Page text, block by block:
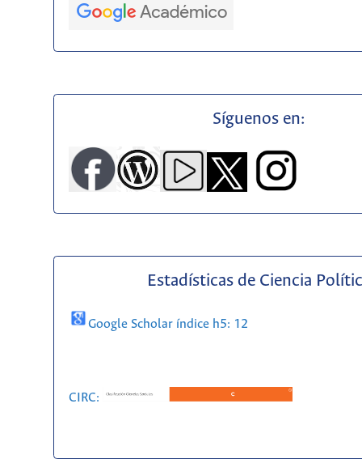
Síguenos en:
Estadísticas de Ciencia
Google Scholar índice h5: 12
CIRC: